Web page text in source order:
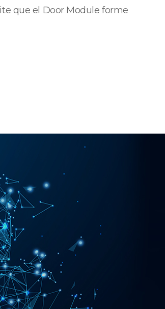
que el Door Module forme